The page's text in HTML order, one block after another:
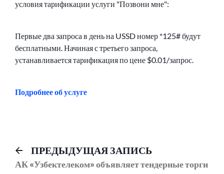
условия тарификации услуги "Позвони мне":
Первые два запроса в день на USSD номер *125# будут
бесплатными. Начиная с третьего запроса,
устанавливается тарификация по цене $0.01/запрос.
Подробнее об услуге
Навигация
по
ПРЕДЫДУЩАЯ ЗАПИСЬПредыдущий
пост:
АК «Узбектелеком» объявляет тендерные торги